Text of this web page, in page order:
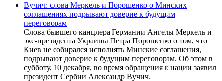
Вучич: слова Меркель и Порошенко о Минских
соглашениях подрывают доверие к будущим
переговорам
Слова бывшего канцлера Германии Ангелы Меркель и
экс-президента Украины Петра Порошенко о том, что
Киев не собирался исполнять Минские соглашения,
подрывают доверие к будущим переговорам. Об этом в
субботу, 10 декабря, во время обращения к нации заявил
президент Сербии Александр Вучич.